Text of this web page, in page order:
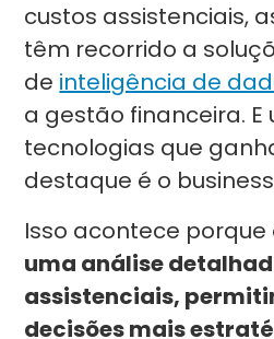
custos assistenciais,
têm recorrido a
de inteligência de
a gestão financeira. E
tecnologias que
destaque é o
Isso acontece porque
uma análise
assistenciais,
decisões mais